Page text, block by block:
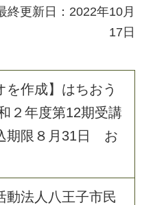
更新日：2022年10月
17日
を作成】はちおう
２年度第12期受講
期限８月31日 お
動法人八王子市民